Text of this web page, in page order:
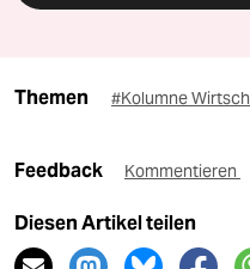
Themen #Kolumne
Feedback Kommentieren
Diesen Artikel teilen